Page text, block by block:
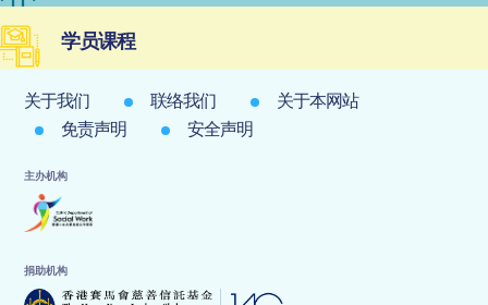
学员课程
关于我们 联络我们
关于本网站
免责声明
安全声明
主办机构
捐助机构